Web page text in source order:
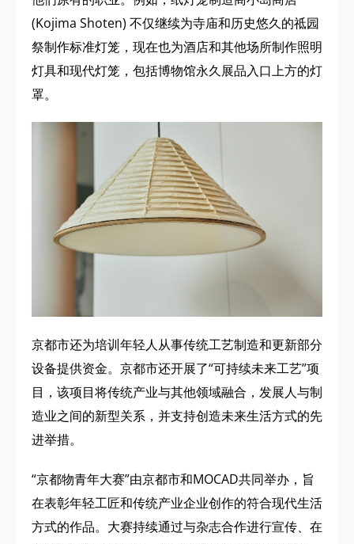
(Kojima Shoten) 不仅继续为寺庙和历史悠久的祗园
祭制作标准灯笼，现在也为酒店和其他场所制作照明
灯具和现代灯笼，包括博物馆永久展品入口上方的灯
罩。
京都市还为培训年轻人从事传统工艺制造和更新部分
设备提供资金。京都市还开展了“可持续未来工艺”项
目，该项目将传统产业与其他领域融合，发展人与制
造业之间的新型关系，并支持创造未来生活方式的先
进举措。
“京都物青年大赛”由京都市和MOCAD共同举办，旨
在表彰年轻工匠和传统产业企业创作的符合现代生活
方式的作品。大赛持续通过与杂志合作进行宣传、在